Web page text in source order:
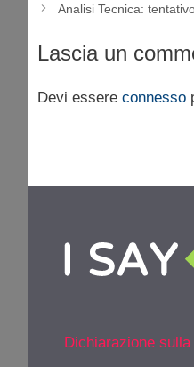
Analisi Tecnica:
Lascia un
Devi essere connesso
Dichiarazione